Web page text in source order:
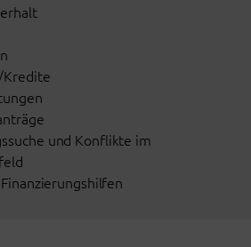
Kredite
und Konflikte im